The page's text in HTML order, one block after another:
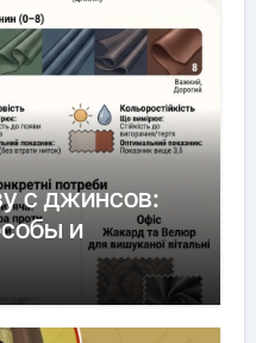
с джинсов:
и